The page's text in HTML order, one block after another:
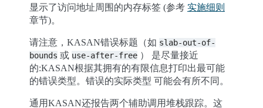
显示了访问地址周围的内存标签 (参考 实施细则
章节)。
请注意，KASAN错误标题（如 slab-out-of-
bounds 或 use-after-free ） 是尽量接近
的:KASAN根据其拥有的有限信息打印出最可能
的错误类型。错误的实际类型 可能会有所不同。
通用KASAN还报告两个辅助调用堆栈跟踪。这